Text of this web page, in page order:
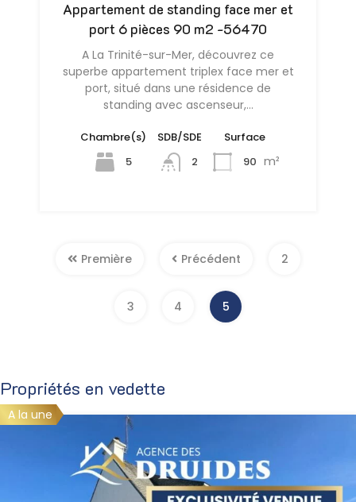
Appartement de standing face mer et
port 6 pièces 90 m2 -56470
A La Trinité-sur-Mer, découvrez ce
superbe appartement triplex face mer et
port, situé dans une résidence de
standing avec ascenseur,…
Chambre(s)
5
SDB/SDE
2
Surface
90 m²
Première Précédent 2
3 4 5
Propriétés en vedette
A la une